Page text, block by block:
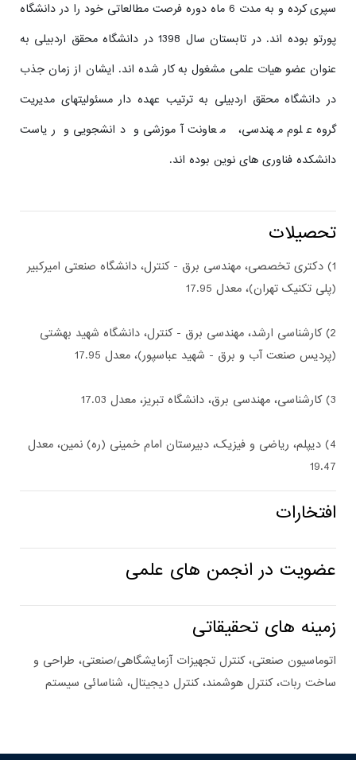
سپری کرده و به مدت 6 ماه دوره فرصت مطالعاتی خود را در دانشگاه
پورتو بوده اند. در تابستان سال 1398 در دانشگاه محقق اردبیلی به
عنوان عضو هیات علمی مشغول به کار شده اند. ایشان از زمان جذب
در دانشگاه محقق اردبیلی به ترتیب عهده دار مسئولیتهای مدیریت
گروه علوم مهندسی، معاونت آموزشی و دانشجویی و ریاست
دانشکده فناوری های نوین بوده اند.
تحصیلات
1) دکتری تخصصی، مهندسی برق - کنترل، دانشگاه صنعتی امیرکبیر
(پلی تکنیک تهران)، معدل 17.95
2) کارشناسی ارشد، مهندسی برق - کنترل، دانشگاه شهید بهشتی
(پردیس صنعت آب و برق - شهید عباسپور)، معدل 17.95
3) کارشناسی، مهندسی برق، دانشگاه تبریز، معدل 17.03
4) دیپلم، ریاضی و فیزیک، دبیرستان امام خمینی (ره) نمین، معدل
19.47
افتخارات
عضویت در انجمن های علمی
زمینه های تحقیقاتی
اتوماسیون صنعتی، کنترل تجهیزات آزمایشگاهی/صنعتی، طراحی و
ساخت ربات، کنترل هوشمند، کنترل دیجیتال، شناسائی سیستم